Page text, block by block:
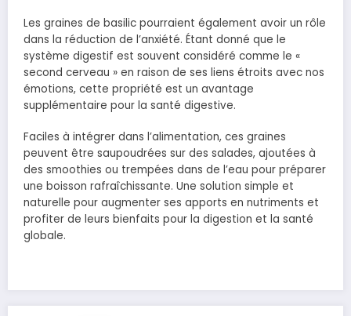
Les graines de basilic pourraient également avoir un rôle
dans la réduction de l’anxiété. Étant donné que le
système digestif est souvent considéré comme le «
second cerveau » en raison de ses liens étroits avec nos
émotions, cette propriété est un avantage
supplémentaire pour la santé digestive.
Faciles à intégrer dans l’alimentation, ces graines
peuvent être saupoudrées sur des salades, ajoutées à
des smoothies ou trempées dans de l’eau pour préparer
une boisson rafraîchissante. Une solution simple et
naturelle pour augmenter ses apports en nutriments et
profiter de leurs bienfaits pour la digestion et la santé
globale.